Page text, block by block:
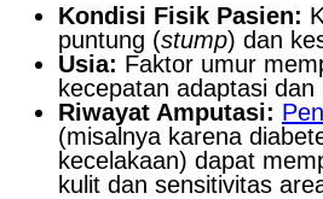
Kondisi Fisik Pasien:
puntung (stump) dan
Usia: Faktor umur
kecepatan adaptasi
Riwayat Amputasi:
(misalnya karena
kecelakaan) dapat
kulit dan sensitivitas